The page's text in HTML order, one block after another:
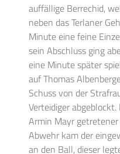
auffällige Berrechid,
neben das Terlaner
Minute eine feine
sein Abschluss ging
eine Minute später
auf Thomas
Schuss von der
Verteidiger
Armin Mayr
Abwehr kam der
an den Ball, dieser